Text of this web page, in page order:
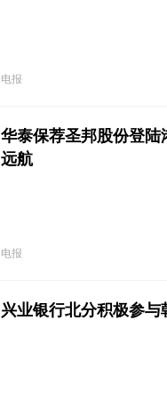
电报
华泰保荐圣邦股份登
远航
电报
兴业银行北分积极参与